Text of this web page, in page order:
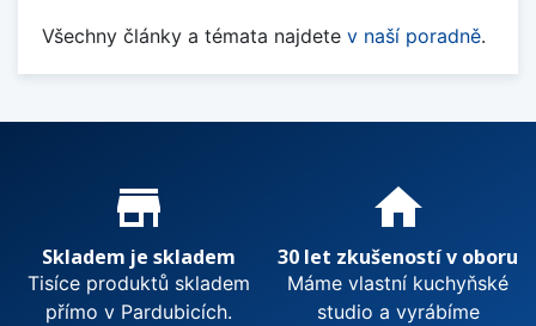
Všechny články a témata najdete v naší poradně.
Proč nakupovat u nás?
store_mall_directory
Skladem je skladem
Tisíce produktů skladem
přímo v Pardubicích.
home
30 let zkušeností v oboru
Máme vlastní kuchyňské
studio a vyrábíme